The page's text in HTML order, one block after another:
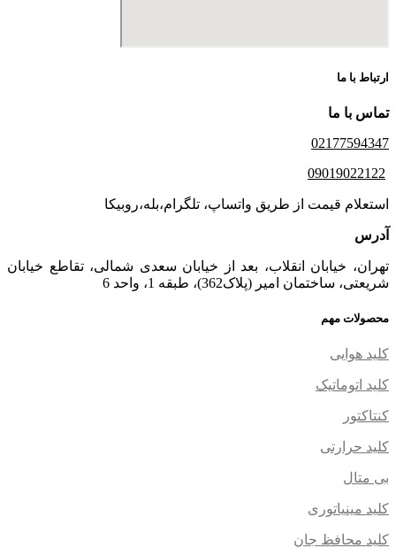
ارتباط با ما
تماس با ما
02177594347
09019022122
استعلام قیمت از طریق واتساپ، تلگرام،بله،روبیکا
آدرس
تهران، خیابان انقلاب، بعد از خیابان سعدی شمالی، تقاطع خیابان
شریعتی، ساختمان امیر (پلاک362)، طبقه 1، واحد 6
محصولات مهم
کلید هوایی
کلید اتوماتیک
کنتاکتور
کلید حرارتی
بی متال
کلید مینیاتوری
کلید محافظ جان